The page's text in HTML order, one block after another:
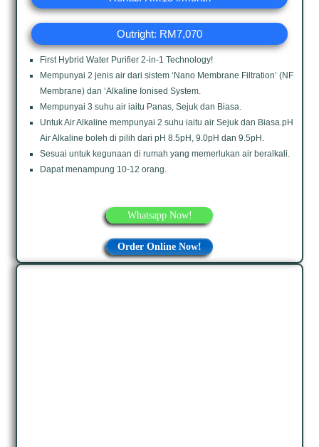
Outright: RM7,070
First Hybrid Water Purifier 2-in-1 Technology!
Mempunyai 2 jenis air dari sistem ‘Nano Membrane Filtration’ (NF
Membrane) dan ‘Alkaline Ionised System.
Mempunyai 3 suhu air iaitu Panas, Sejuk dan Biasa.
Untuk Air Alkaline mempunyai 2 suhu iaitu air Sejuk dan Biasa.pH
Air Alkaline boleh di pilih dari pH 8.5pH, 9.0pH dan 9.5pH.
Sesuai untuk kegunaan di rumah yang memerlukan air beralkali.
Dapat menampung 10-12 orang.
Whatsapp Now!
Order Online Now!